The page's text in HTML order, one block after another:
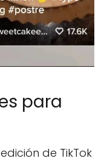
para
de TikTok